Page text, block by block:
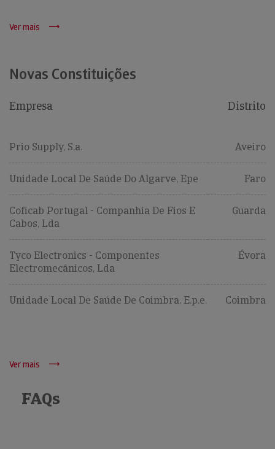
Ver mais
Novas Constituições
Empresa Distrito
Prio Supply, S.a. Aveiro
Unidade Local De Saúde Do Algarve, Epe Faro
Coficab Portugal - Companhia De Fios E
Cabos, Lda
Guarda
Tyco Electronics - Componentes
Electromecânicos, Lda
Évora
Unidade Local De Saúde De Coimbra, E.p.e. Coimbra
Ver mais
FAQs